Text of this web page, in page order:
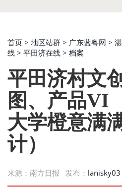
首页 > 地区站群 > 广东蓝粤网 >
线 > 平田济在线 > 档案
平田济村文
图、产品VI
大学橙意满
计）
来源：南方日报 发布： lanisky03